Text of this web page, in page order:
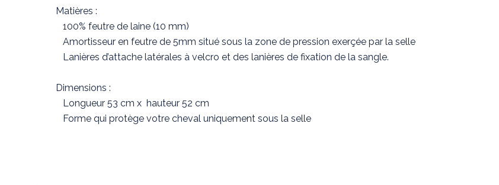
Matières :
100% feutre de laine (10 mm)
Amortisseur en feutre de 5mm situé sous la zone de pression exerçée par la selle
Lanières d’attache latérales à velcro et des lanières de fixation de la sangle.
Dimensions :
Longueur 53 cm x hauteur 52 cm
Forme qui protège votre cheval uniquement sous la selle